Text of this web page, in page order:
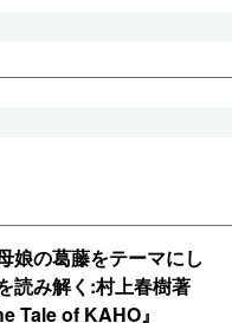
娘の葛藤をテーマにし
読み解く:村上春樹著
Tale of KAHO』